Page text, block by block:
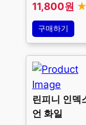
11,800원
구매하기
린피니 인덱
언 화일